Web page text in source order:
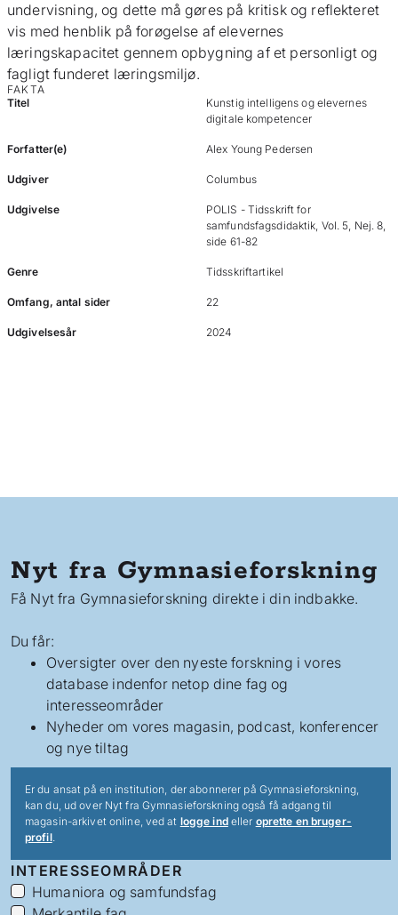
undervisning, og dette må gøres på kritisk og reflekteret
vis med henblik på forøgelse af elevernes
læringskapacitet gennem opbygning af et personligt og
fagligt funderet læringsmiljø.
FAKTA
Titel
Kunstig intelligens og elevernes
digitale kompetencer
Forfatter(e) Alex Young Pedersen
Udgiver Columbus
Udgivelse
POLIS - Tidsskrift for
samfundsfagsdidaktik, Vol. 5, Nej. 8,
side 61-82
Genre Tidsskriftartikel
Omfang, antal sider 22
Udgivelsesår 2024
Nyt fra Gymnasieforskning
Få Nyt fra Gymnasieforskning direkte i din indbakke.
Du får:
Oversigter over den nyeste forskning i vores
database indenfor netop dine fag og
interesseområder
Nyheder om vores magasin, podcast, konferencer
og nye tiltag
Er du ansat på en institution, der abonnerer på Gymnasieforskning,
kan du, ud over Nyt fra Gymnasieforskning også få adgang til
magasin-arkivet online, ved at logge indeller oprette en bruger-
profil.
INTERESSEOMRÅDER
Humaniora og samfundsfag